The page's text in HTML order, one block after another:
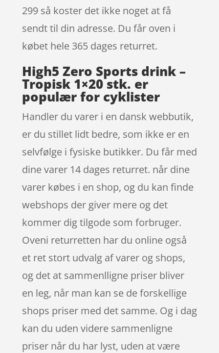
299 så koster det ikke noget at få
sendt til din adresse. Du får oven i
købet hele 365 dages returret.
High5 Zero Sports drink –
Tropisk 1×20 stk. er
populær for cyklister
Handler du varer i en dansk webbutik,
er du stillet lidt bedre, som ikke er en
selvfølge i fysiske butikker. Du får med
dine varer 14 dages returret. når dine
varer købes i en shop, og du kan finde
webshops der giver mere og det
kommer dig tilgode som forbruger.
Oveni returretten har du online også
et ret stort udvalg af varer og shops,
og det at sammenlligne priser bliver
en leg, når man kan se de forskellige
shops priser med det samme. Og i dag
kan du uden videre sammenligne
priser når du har lyst, uden at være